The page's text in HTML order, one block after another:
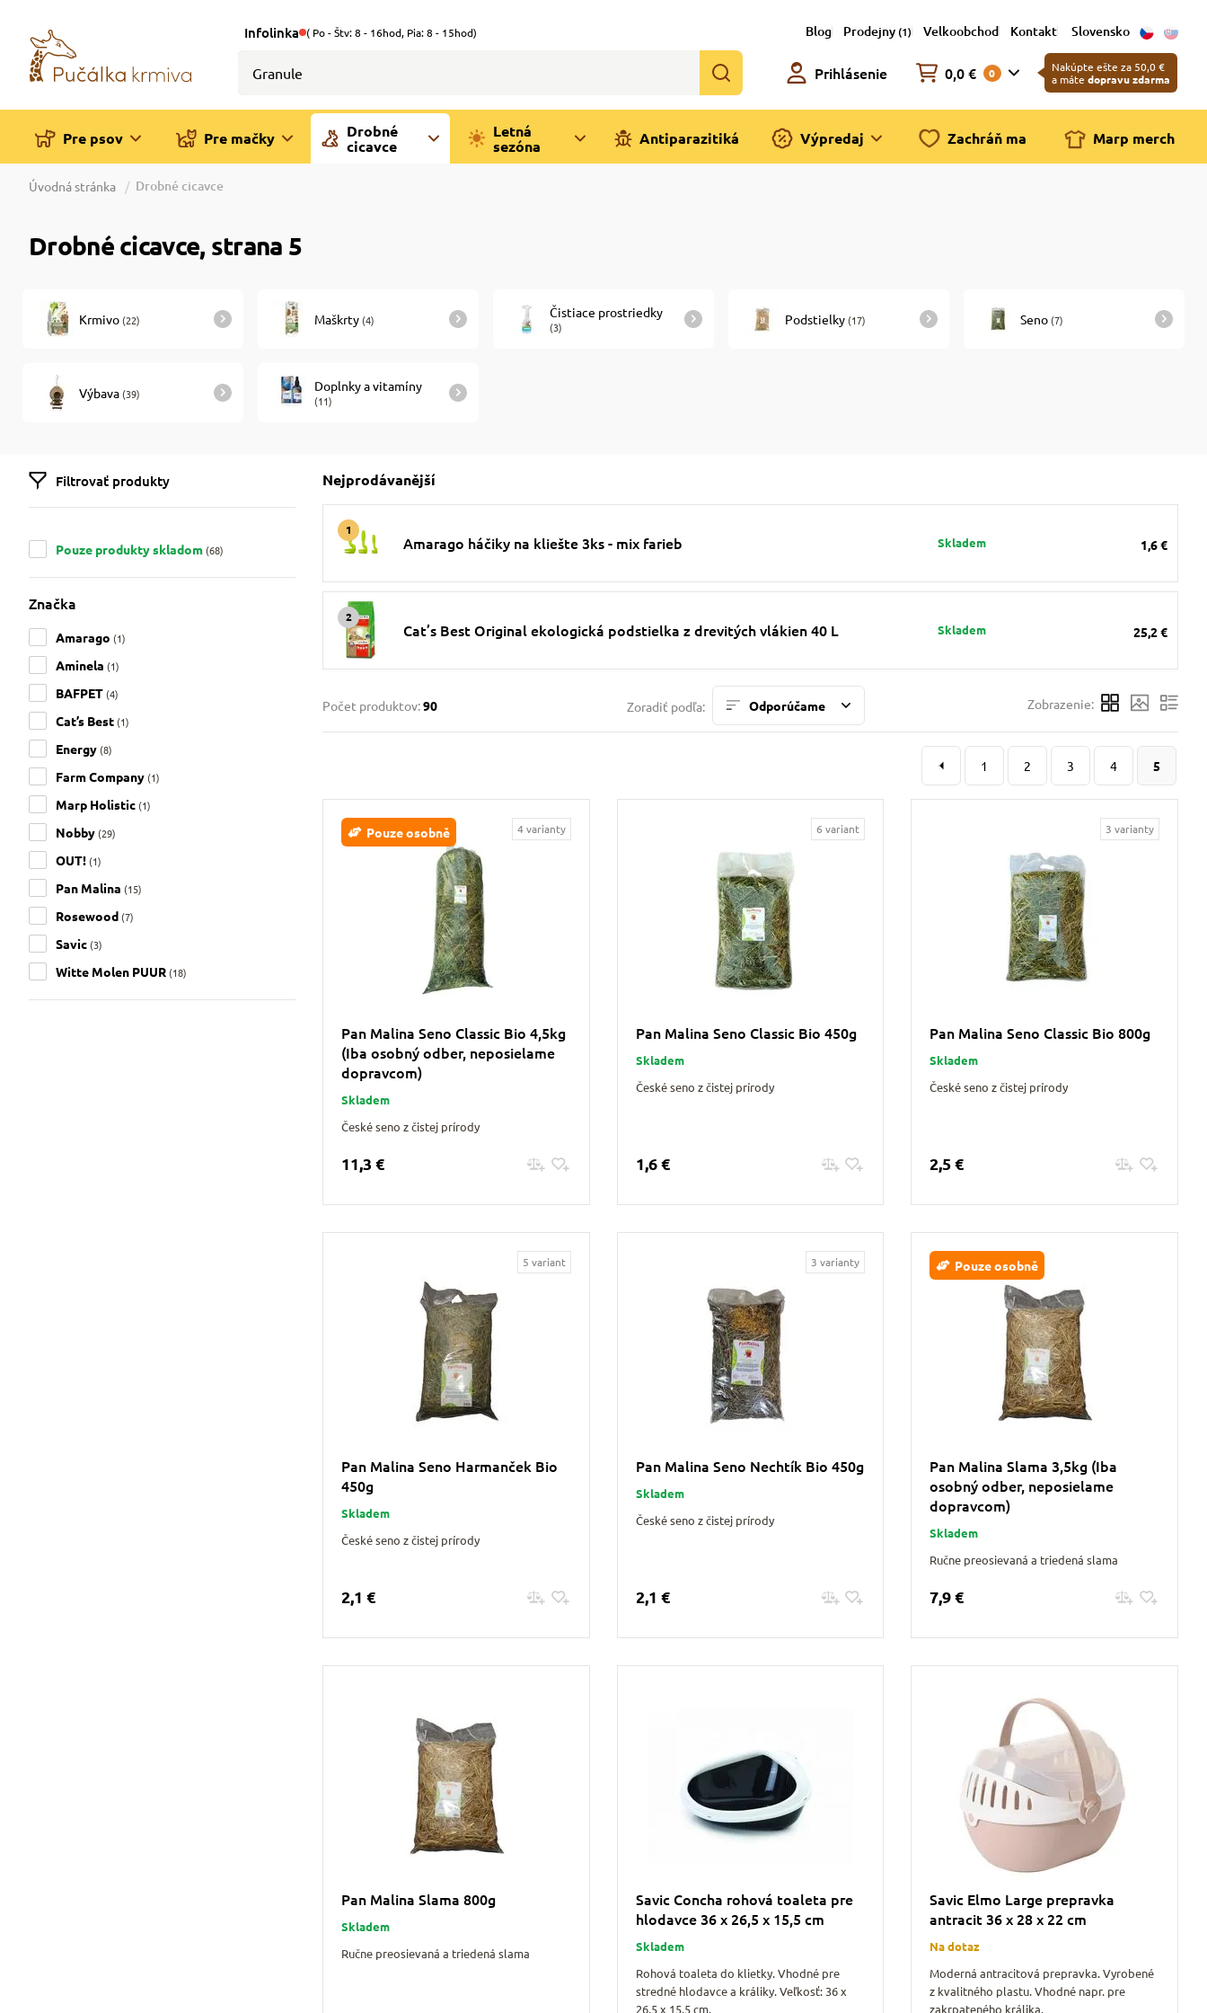
Infolinka ( Po - Štv: 8 - 16hod, Pia: 8 - 15hod) Blog Prodejny (1) Velkoobchod Kontakt Slovensko
Prihlásenie 0,0 € 0
Nakúpte ešte za 50,0 €
a máte dopravu zdarma
Pre psov Pre mačky
Drobné
cicavce
Letná
sezóna
Antiparazitiká Výpredaj Zachráň ma Marp merch
Úvodná stránka Drobné cicavce
Drobné cicavce, strana 5
Krmivo(22) Maškrty(4) Čistiace prostriedky
(3) Podstielky(17) Seno(7)
Výbava(39) Doplnky a vitamíny
(11)
Filtrovať produkty
Pouze produkty skladom(68)
Značka
Amarago (1)
Aminela (1)
BAFPET(4)
Cat’s Best(1)
Energy(8)
Farm Company(1)
Marp Holistic(1)
Nobby(29)
OUT!(1)
Pan Malina (15)
Rosewood(7)
Savic(3)
Witte Molen PUUR(18)
Nejprodávanější
Amarago háčiky na kliešte 3ks - mix farieb Skladem 1,6 €
Cat’s Best Original ekologická podstielka z drevitých vlákien 40 L Skladem 25,2 €
Zoradiť podľa: Odporúčame
Počet produktov:90 Zobrazenie:
1 2 3 4 5
4 varianty
Pouze osobně
Pan Malina Seno Classic Bio 4,5kg
(Iba osobný odber, neposielame
dopravcom)
Skladem
České seno z čistej prírody
11,3 €
6 variant
Pan Malina Seno Classic Bio 450g
Skladem
České seno z čistej prírody
1,6 €
3 varianty
Pan Malina Seno Classic Bio 800g
Skladem
České seno z čistej prírody
2,5 €
5 variant
Pan Malina Seno Harmanček Bio
450g
Skladem
České seno z čistej prírody
2,1 €
3 varianty
Pan Malina Seno Nechtík Bio 450g
Skladem
České seno z čistej prírody
2,1 €
Pouze osobně
Pan Malina Slama 3,5kg (Iba
osobný odber, neposielame
dopravcom)
Skladem
Ručne preosievaná a triedená slama
7,9 €
Pan Malina Slama 800g
Skladem
Ručne preosievaná a triedená slama
Savic Concha rohová toaleta pre
hlodavce 36 x 26,5 x 15,5 cm
Skladem
Rohová toaleta do klietky. Vhodné pre
stredné hlodavce a králiky. Veľkosť: 36 x
26,5 x 15,5 cm.
Savic Elmo Large prepravka
antracit 36 x 28 x 22 cm
Na dotaz
Moderná antracitová prepravka. Vyrobené
z kvalitného plastu. Vhodné napr. pre
zakrpateného králika.